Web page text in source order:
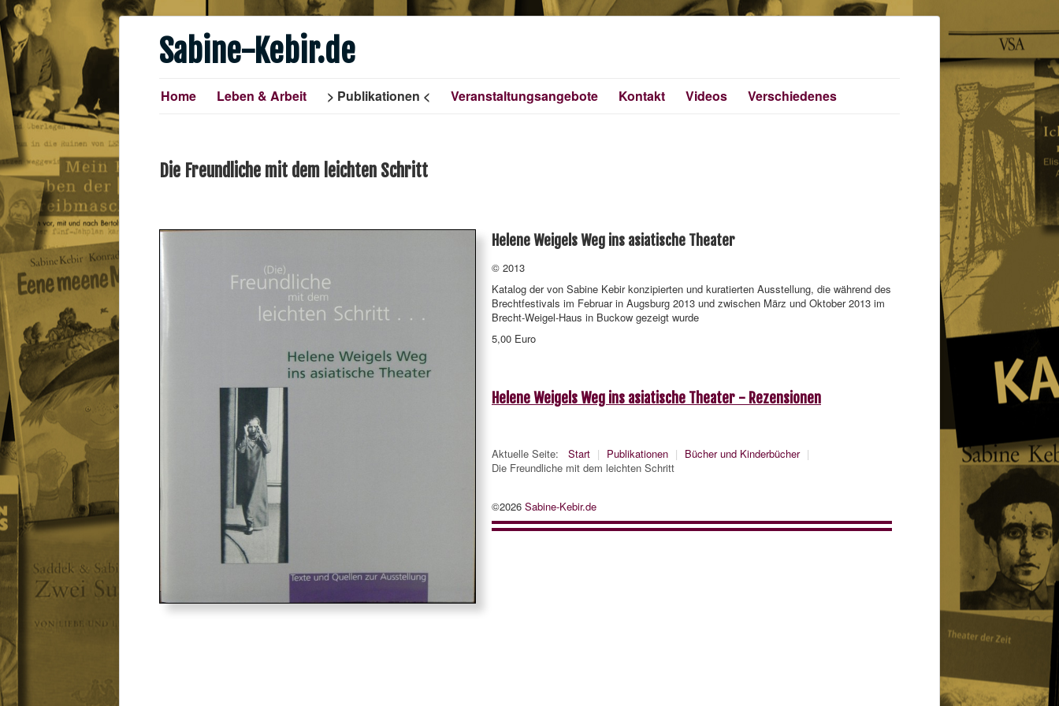
Sabine-Kebir.de
Home Leben & Arbeit Publikationen Veranstaltungsangebote Kontakt Videos Verschiedenes
Die Freundliche mit dem leichten Schritt
Helene Weigels Weg ins asiatische Theater
© 2013
Katalog der von Sabine Kebir konzipierten und kuratierten Ausstellung, die während des
Brechtfestivals im Februar in Augsburg 2013 und zwischen März und Oktober 2013 im
Brecht-Weigel-Haus in Buckow gezeigt wurde
5,00 Euro
Helene Weigels Weg ins asiatische Theater - Rezensionen
Aktuelle Seite: Start | Publikationen | Bücher und Kinderbücher |
Die Freundliche mit dem leichten Schritt
©2026 Sabine-Kebir.de